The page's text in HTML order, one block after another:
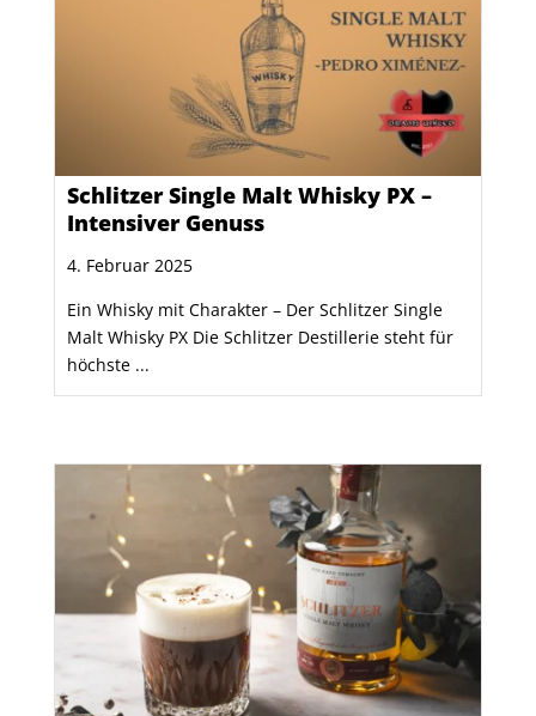
Schlitzer Single Malt Whisky PX –
Intensiver Genuss
4. Februar 2025
Ein Whisky mit Charakter – Der Schlitzer Single
Malt Whisky PX Die Schlitzer Destillerie steht für
höchste ...